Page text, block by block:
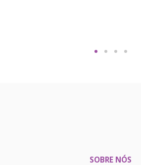
SOBRE NÓS